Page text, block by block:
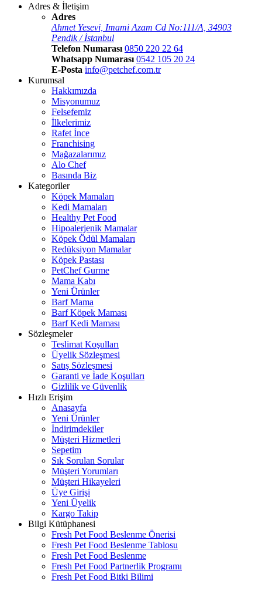
Adres & İletişim
Adres
Ahmet Yesevi, Imami Azam Cd No:111/A, 34903
Pendik / İstanbul
Telefon Numarası 0850 220 22 64
Whatsapp Numarası 0542 105 20 24
E-Posta info@petchef.com.tr
Kurumsal
Hakkımızda
Misyonumuz
Felsefemiz
İlkelerimiz
Rafet İnce
Franchising
Mağazalarımız
Alo Chef
Basında Biz
Kategoriler
Köpek Mamaları
Kedi Mamaları
Healthy Pet Food
Hipoalerjenik Mamalar
Köpek Ödül Mamaları
Redüksiyon Mamalar
Köpek Pastası
PetChef Gurme
Mama Kabı
Yeni Ürünler
Barf Mama
Barf Köpek Maması
Barf Kedi Maması
Sözleşmeler
Teslimat Koşulları
Üyelik Sözleşmesi
Satış Sözleşmesi
Garanti ve İade Koşulları
Gizlilik ve Güvenlik
Hızlı Erişim
Anasayfa
Yeni Ürünler
İndirimdekiler
Müşteri Hizmetleri
Sepetim
Sık Sorulan Sorular
Müşteri Yorumları
Müşteri Hikayeleri
Üye Girişi
Yeni Üyelik
Kargo Takip
Bilgi Kütüphanesi
Fresh Pet Food Beslenme Önerisi
Fresh Pet Food Beslenme Tablosu
Fresh Pet Food Beslenme
Fresh Pet Food Partnerlik Programı
Fresh Pet Food Bitki Bilimi